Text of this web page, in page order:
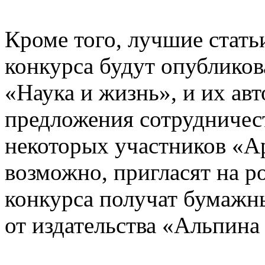
Кроме того, лучшие
конкурса будут
«Наука и жизнь», и их
предложения
некоторых участников
возможно, пригласят на
конкурса получат
от издательства